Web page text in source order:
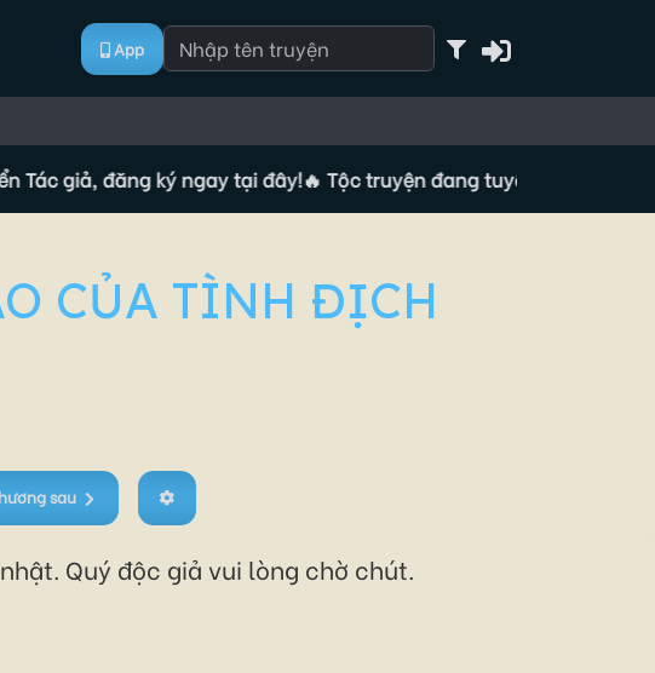
App
đăng ký ngay tại đây!🔥 Tộc truyện đang tuyển Tác giả, đăng ký
CỦA TÌNH ĐỊCH
sau
Quý độc giả vui lòng chờ chút.